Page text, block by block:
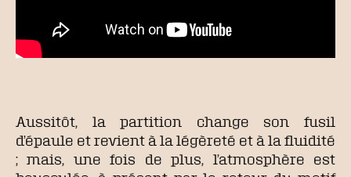
Aussitôt, la partition change son fusil
d’épaule et revient à la légèreté et à la fluidité
; mais, une fois de plus, l’atmosphère est